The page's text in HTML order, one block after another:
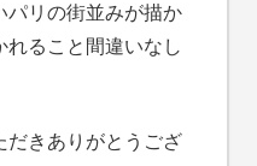
パリの街並みが描か
れること間違いなし
だきありがとうござ